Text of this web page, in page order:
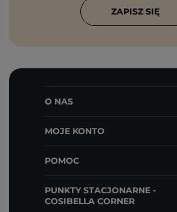
ZAPISZ SIĘ
O NAS
MOJE KONTO
POMOC
PUNKTY STACJONARNE -
COSIBELLA CORNER